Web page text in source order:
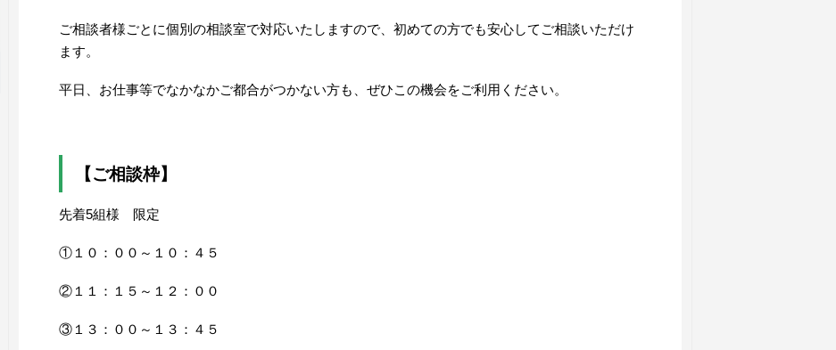
ご相談者様ごとに個別の相談室で対応いたしますので、初めての方でも安心してご相談いただけ
ます。
平日、お仕事等でなかなかご都合がつかない方も、ぜひこの機会をご利用ください。
【ご相談枠】
先着5組様 限定
①１０：００～１０：４５
②１１：１５～１２：００
③１３：００～１３：４５